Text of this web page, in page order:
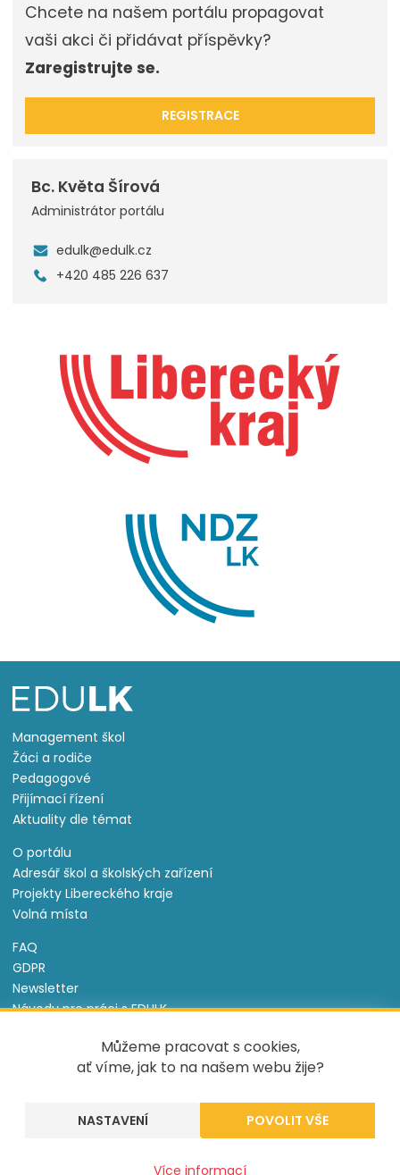
Můžeme pracovat s cookies,
ať víme, jak to na našem webu žije?
NASTAVENÍ
Více informací
Chcete na našem portálu propagovat
vaši akci či přidávat příspěvky?
Zaregistrujte se.
REGISTRACE
Bc. Květa Šírová
Administrátor portálu
edulk@edulk.cz
+420 485 226 637
Management škol
Žáci a rodiče
Pedagogové
Přijímací řízení
Aktuality dle témat
O portálu
Adresář škol a školských zařízení
Projekty Libereckého kraje
Volná místa
FAQ
GDPR
Newsletter
Návody pro práci s EDULK
Nastavení cookies
Informace o souborech cookie
Tento projekt je spolufinancován Evropským sociálním
fondem a státním rozpočtem České republiky.